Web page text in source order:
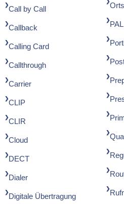
Call by Call
Callback
Calling Card
Callthrough
Carrier
CLIP
CLIR
Cloud
DECT
Dialer
Digitale Übertragung
PAL